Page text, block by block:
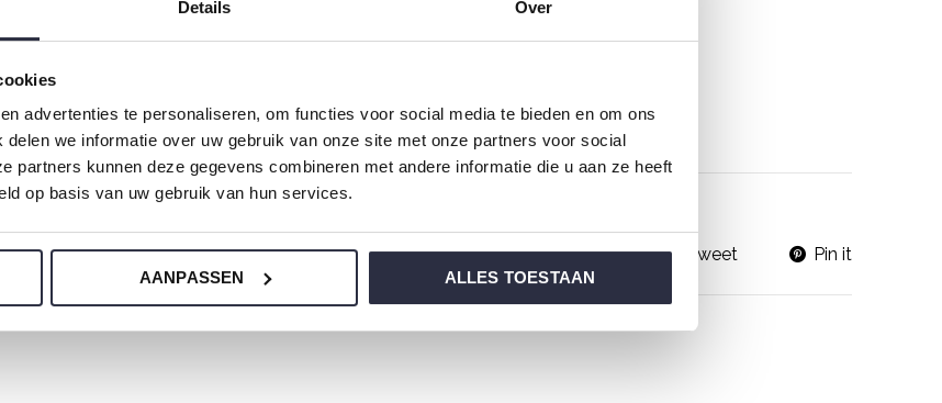
Details Over
advertenties te personaliseren, om functies voor social media te bieden en om ons
we informatie over uw gebruik van onze site met onze partners voor social
partners kunnen deze gegevens combineren met andere informatie die u aan ze heeft
op basis van uw gebruik van hun services.
AANPASSEN ALLES TOESTAAN
Share Tweet Pin it